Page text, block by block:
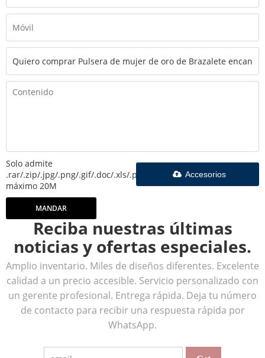
Solo admite
.rar/.zip/.jpg/.png/.gif/.doc/.xls/.pdf,
máximo 20M
Accesorios
MANDAR
Reciba nuestras últimas
noticias y ofertas especiales.
Amplio inventario. Miles de diseños diferentes. Excelente
calidad a un precio accesible. Servicio personalizado con
un gerente profesional. Entrega rápida. Deja tu número
de contacto para recibir una respuesta rápida por
WhatsApp.